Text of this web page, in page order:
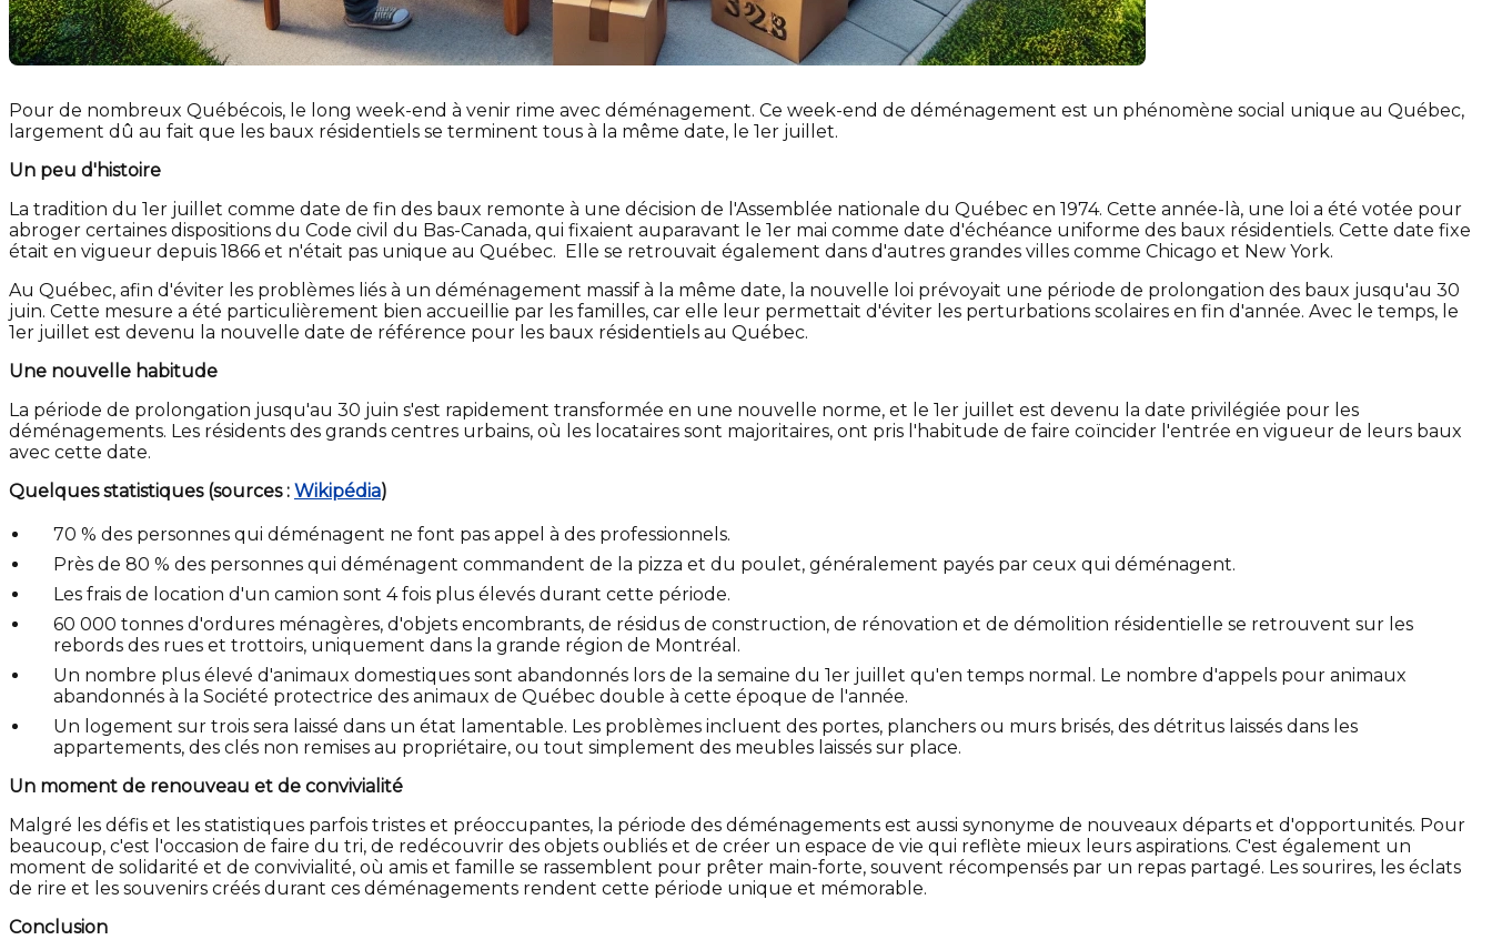
Pour de nombreux Québécois, le long week-end à venir rime avec déménagement. Ce week-end de déménagement est un phénomène social unique au Québec,
largement dû au fait que les baux résidentiels se terminent tous à la même date, le 1er juillet.
Un peu d'histoire
La tradition du 1er juillet comme date de fin des baux remonte à une décision de l'Assemblée nationale du Québec en 1974. Cette année-là, une loi a été votée pour
abroger certaines dispositions du Code civil du Bas-Canada, qui fixaient auparavant le 1er mai comme date d'échéance uniforme des baux résidentiels. Cette date fixe
était en vigueur depuis 1866 et n'était pas unique au Québec. Elle se retrouvait également dans d'autres grandes villes comme Chicago et New York.
Au Québec, afin d'éviter les problèmes liés à un déménagement massif à la même date, la nouvelle loi prévoyait une période de prolongation des baux jusqu'au 30
juin. Cette mesure a été particulièrement bien accueillie par les familles, car elle leur permettait d'éviter les perturbations scolaires en fin d'année. Avec le temps, le
1er juillet est devenu la nouvelle date de référence pour les baux résidentiels au Québec.
Une nouvelle habitude
La période de prolongation jusqu'au 30 juin s'est rapidement transformée en une nouvelle norme, et le 1er juillet est devenu la date privilégiée pour les
déménagements. Les résidents des grands centres urbains, où les locataires sont majoritaires, ont pris l'habitude de faire coïncider l'entrée en vigueur de leurs baux
avec cette date.
Quelques statistiques (sources : Wikipédia)
70 % des personnes qui déménagent ne font pas appel à des professionnels.
Près de 80 % des personnes qui déménagent commandent de la pizza et du poulet, généralement payés par ceux qui déménagent.
Les frais de location d'un camion sont 4 fois plus élevés durant cette période.
60 000 tonnes d'ordures ménagères, d'objets encombrants, de résidus de construction, de rénovation et de démolition résidentielle se retrouvent sur les
rebords des rues et trottoirs, uniquement dans la grande région de Montréal.
Un nombre plus élevé d'animaux domestiques sont abandonnés lors de la semaine du 1er juillet qu'en temps normal. Le nombre d'appels pour animaux
abandonnés à la Société protectrice des animaux de Québec double à cette époque de l'année.
Un logement sur trois sera laissé dans un état lamentable. Les problèmes incluent des portes, planchers ou murs brisés, des détritus laissés dans les
appartements, des clés non remises au propriétaire, ou tout simplement des meubles laissés sur place.
Un moment de renouveau et de convivialité
Malgré les défis et les statistiques parfois tristes et préoccupantes, la période des déménagements est aussi synonyme de nouveaux départs et d'opportunités. Pour
beaucoup, c'est l'occasion de faire du tri, de redécouvrir des objets oubliés et de créer un espace de vie qui reflète mieux leurs aspirations. C'est également un
moment de solidarité et de convivialité, où amis et famille se rassemblent pour prêter main-forte, souvent récompensés par un repas partagé. Les sourires, les éclats
de rire et les souvenirs créés durant ces déménagements rendent cette période unique et mémorable.
Conclusion